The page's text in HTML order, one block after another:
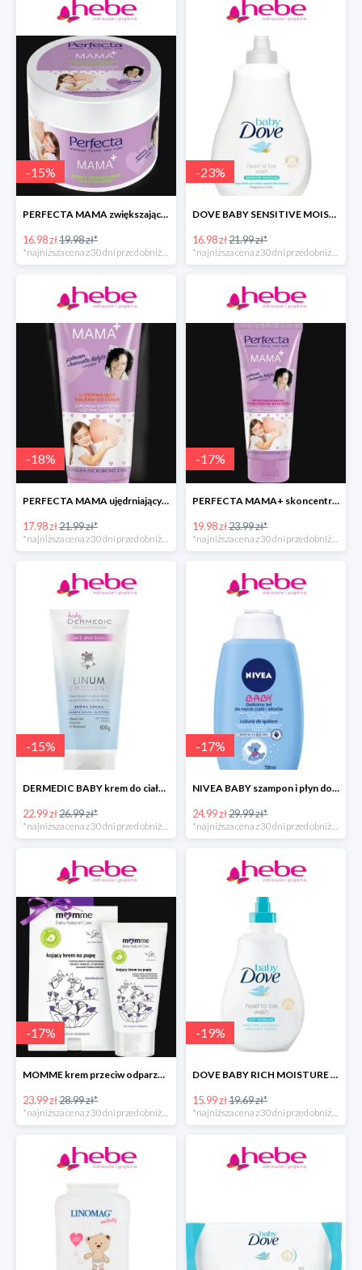
-15%
PERFECTA MAMA zwiększające elastyczność skóry masło do ciała
16.98 zł19.98 zł*
-23%
DOVE BABY SENSITIVE MOISTURE emulsja do mycia ciała i włosów
16.98 zł21.99 zł*
-18%
PERFECTA MAMA ujędrniający balsam do ciała
17.98 zł21.99 zł*
*najniższa cena z 30 dni przed obniżką
-17%
PERFECTA MAMA+ skoncentrowane serum przeciw rozstępom
19.98 zł23.99 zł*
*najniższa cena z 30 dni przed obniżką
-15%
DERMEDIC BABY krem do ciała dla dzieci
22.99 zł26.99 zł*
-17%
NIVEA BABY szampon i płyn do kąpieli dla dziecka
24.99 zł29.99 zł*
-17%
MOMME krem przeciw odparzeniom
23.99 zł28.99 zł*
-19%
DOVE BABY RICH MOISTURE emulsja do mycia ciała i włosów -40%
15.99 zł19.69 zł*